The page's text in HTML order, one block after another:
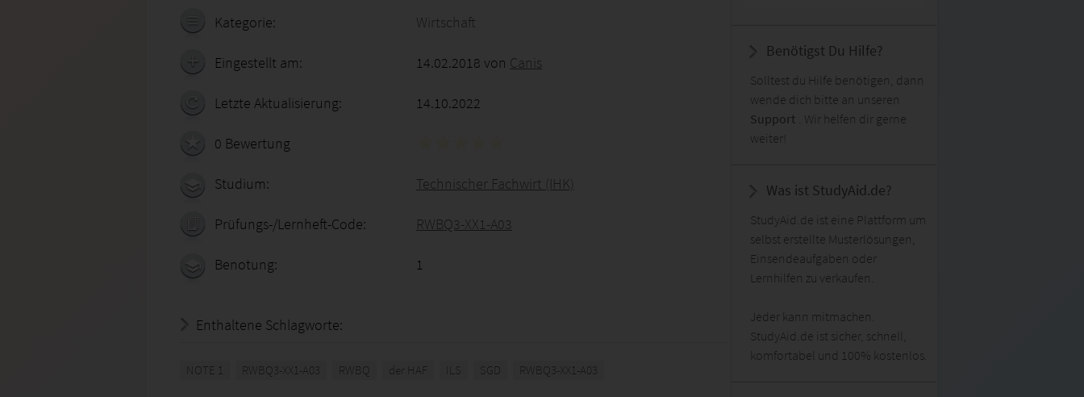
Kategorie: Wirtschaft
Eingestellt am: 14.02.2018 von Canis
Letzte Aktualisierung: 14.10.2022
0 Bewertung
Studium: Technischer Fachwirt (IHK)
Prüfungs-/Lernheft-Code: RWBQ3-XX1-A03
Benotung: 1
Enthaltene Schlagworte:
NOTE 1 RWBQ3-XX1-A03 RWBQ der HAF ILS SGD RWBQ3-XX1-A03
Benötigst Du Hilfe?
Solltest du Hilfe benötigen, dann
wende dich bitte an unseren
Support . Wir helfen dir gerne
weiter!
Was ist StudyAid.de?
StudyAid.de ist eine Plattform um
selbst erstellte Musterlösungen,
Einsendeaufgaben oder
Lernhilfen zu verkaufen.
Jeder kann mitmachen.
StudyAid.de ist sicher, schnell,
komfortabel und 100% kostenlos.